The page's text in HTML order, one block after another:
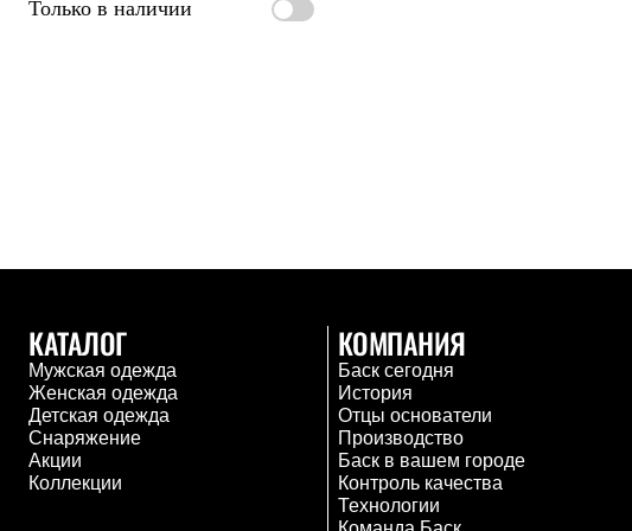
Жилеты
Брюки
Жилеты
Утепленная синтетикой
Куртки
Брюки
Штормовая одежда
Куртки
Софтшелл одежда
Только в наличии
КАТАЛОГ
Мужская одежда
Женская одежда
Детская одежда
Снаряжение
Акции
Коллекции
КОМПАНИЯ
Баск сегодня
История
Отцы основатели
Производство
Баск в вашем городе
Контроль качества
Технологии